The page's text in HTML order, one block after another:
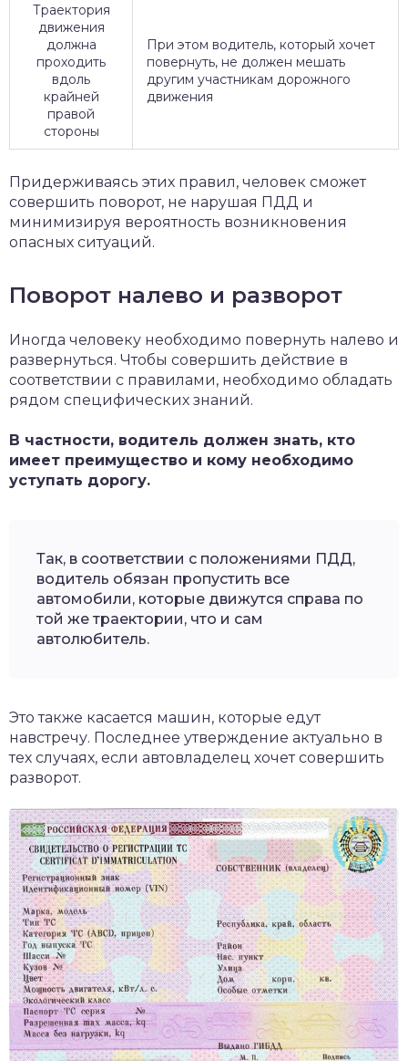
Траектория
движения
должна
проходить
вдоль
крайней
правой
стороны
При этом водитель, который хочет
повернуть, не должен мешать
другим участникам дорожного
движения
Придерживаясь этих правил, человек сможет
совершить поворот, не нарушая ПДД и
минимизируя вероятность возникновения
опасных ситуаций.
Поворот налево и разворот
Иногда человеку необходимо повернуть налево и
развернуться. Чтобы совершить действие в
соответствии с правилами, необходимо обладать
рядом специфических знаний.
В частности, водитель должен знать, кто
имеет преимущество и кому необходимо
уступать дорогу.
Так, в соответствии с положениями ПДД,
водитель обязан пропустить все
автомобили, которые движутся справа по
той же траектории, что и сам
автолюбитель.
Это также касается машин, которые едут
навстречу. Последнее утверждение актуально в
тех случаях, если автовладелец хочет совершить
разворот.